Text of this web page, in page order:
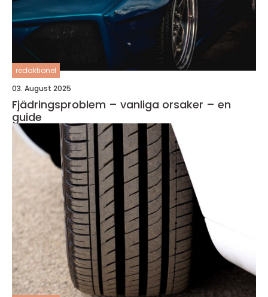
redaktionel
03. August 2025
Fjädringsproblem – vanliga orsaker – en
guide